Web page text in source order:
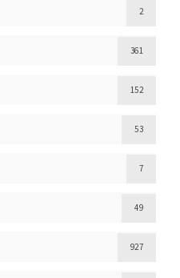
2
361
152
53
7
49
927